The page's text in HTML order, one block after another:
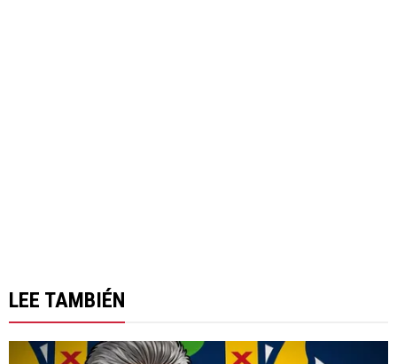
LEE TAMBIÉN